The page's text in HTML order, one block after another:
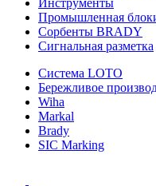
Промышленная
Сорбенты BRADY
Сигнальная разметка
Система LOTO
Бережливое
Wiha
Markal
Brady
SIC Marking